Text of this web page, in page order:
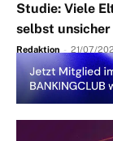
Studie: Viele
selbst unsicher
Redaktion - 21/07/